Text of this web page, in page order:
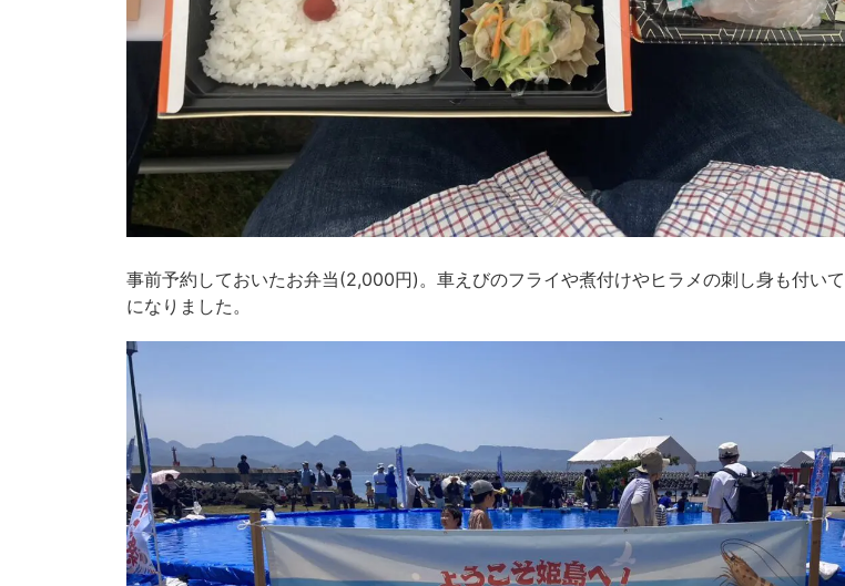
事前予約しておいたお弁当(2,000円)。車えびのフライや煮付けやヒラメの刺し身も付い
になりました。